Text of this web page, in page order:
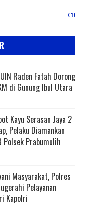
(1)
Raden Fatah Dorong
di Gunung Ibul Utara
Kayu Serasan Jaya 2
Pelaku Diamankan
Polsek Prabumulih
Masyarakat, Polres
Pelayanan
Kapolri